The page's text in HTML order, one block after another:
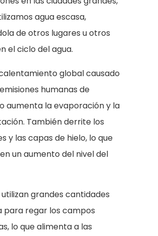
agua escasa,
de otros lugares u otros
el ciclo del agua.
global causado
humanas de
aumenta la evaporación y la
También derrite los
y las capas de hielo, lo que
un aumento del nivel del
grandes cantidades
para regar los campos
lo que alimenta a las